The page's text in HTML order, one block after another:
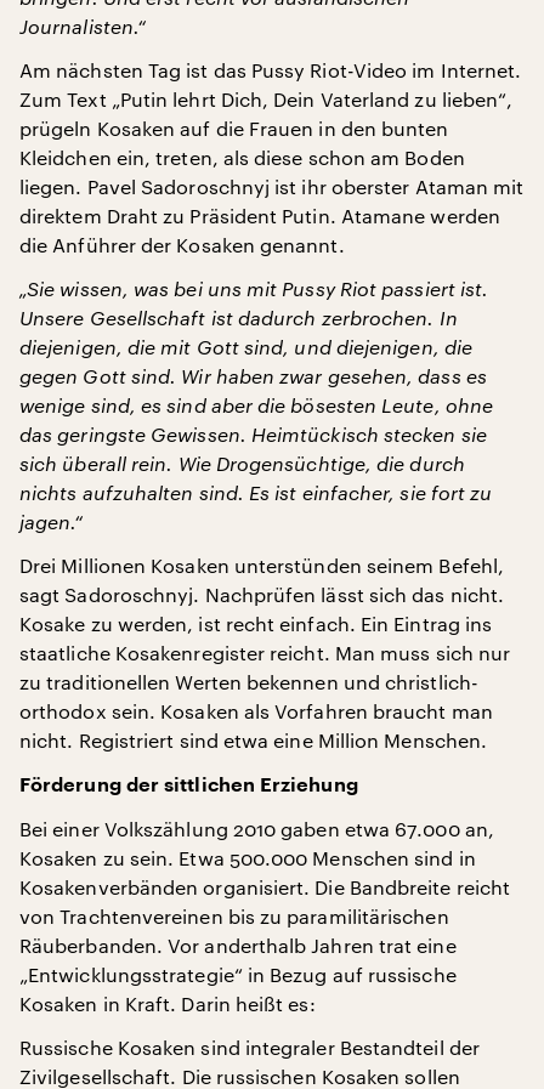
Journalisten.“
Am nächsten Tag ist das Pussy Riot-Video im Internet.
Zum Text „Putin lehrt Dich, Dein Vaterland zu lieben“,
prügeln Kosaken auf die Frauen in den bunten
Kleidchen ein, treten, als diese schon am Boden
liegen. Pavel Sadoroschnyj ist ihr oberster Ataman mit
direktem Draht zu Präsident Putin. Atamane werden
die Anführer der Kosaken genannt.
„Sie wissen, was bei uns mit Pussy Riot passiert ist.
Unsere Gesellschaft ist dadurch zerbrochen. In
diejenigen, die mit Gott sind, und diejenigen, die
gegen Gott sind. Wir haben zwar gesehen, dass es
wenige sind, es sind aber die bösesten Leute, ohne
das geringste Gewissen. Heimtückisch stecken sie
sich überall rein. Wie Drogensüchtige, die durch
nichts aufzuhalten sind. Es ist einfacher, sie fort zu
jagen.“
Drei Millionen Kosaken unterstünden seinem Befehl,
sagt Sadoroschnyj. Nachprüfen lässt sich das nicht.
Kosake zu werden, ist recht einfach. Ein Eintrag ins
staatliche Kosakenregister reicht. Man muss sich nur
zu traditionellen Werten bekennen und christlich-
orthodox sein. Kosaken als Vorfahren braucht man
nicht. Registriert sind etwa eine Million Menschen.
Förderung der sittlichen Erziehung
Bei einer Volkszählung 2010 gaben etwa 67.000 an,
Kosaken zu sein. Etwa 500.000 Menschen sind in
Kosakenverbänden organisiert. Die Bandbreite reicht
von Trachtenvereinen bis zu paramilitärischen
Räuberbanden. Vor anderthalb Jahren trat eine
„Entwicklungsstrategie“ in Bezug auf russische
Kosaken in Kraft. Darin heißt es:
Russische Kosaken sind integraler Bestandteil der
Zivilgesellschaft. Die russischen Kosaken sollen